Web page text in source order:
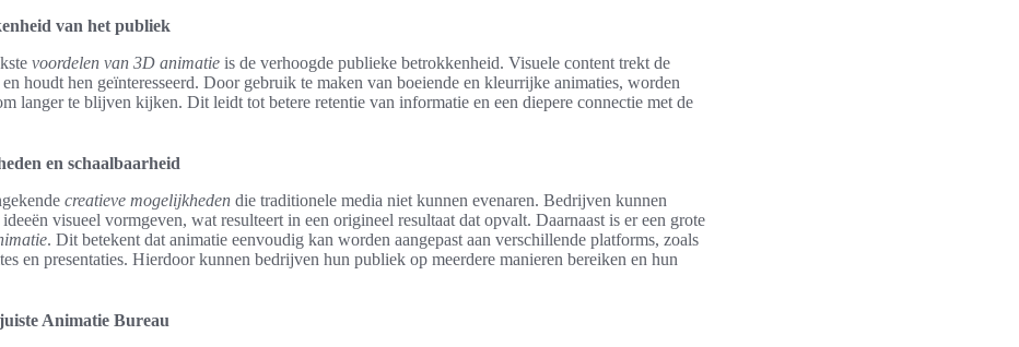
van het publiek
voordelen van 3D animatie is de verhoogde publieke betrokkenheid. Visuele content trekt de
houdt hen geïnteresseerd. Door gebruik te maken van boeiende en kleurrijke animaties, worden
langer te blijven kijken. Dit leidt tot betere retentie van informatie en een diepere connectie met de
en schaalbaarheid
creatieve mogelijkheden die traditionele media niet kunnen evenaren. Bedrijven kunnen
visueel vormgeven, wat resulteert in een origineel resultaat dat opvalt. Daarnaast is er een grote
. Dit betekent dat animatie eenvoudig kan worden aangepast aan verschillende platforms, zoals
en presentaties. Hierdoor kunnen bedrijven hun publiek op meerdere manieren bereiken en hun
Animatie Bureau